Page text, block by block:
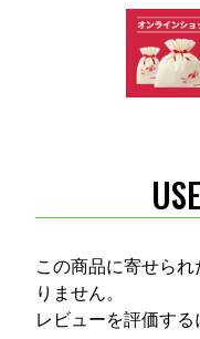
この商品に寄せら
りません。
レビューを評価する